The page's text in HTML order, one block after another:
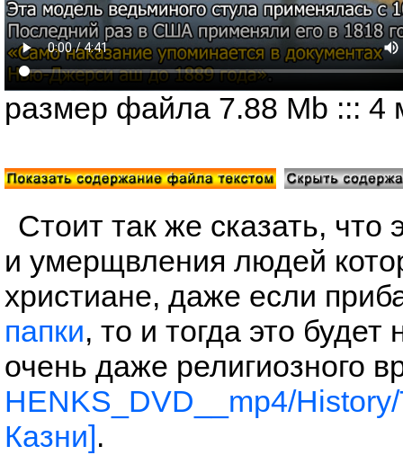
размер файла 7.88 Mb ::: 4
Стоит так же сказать, что
и умерщвления людей
христиане, даже если
папки, то и тогда это будет
очень даже религиозного
HENKS_DVD__mp4/
Казни].